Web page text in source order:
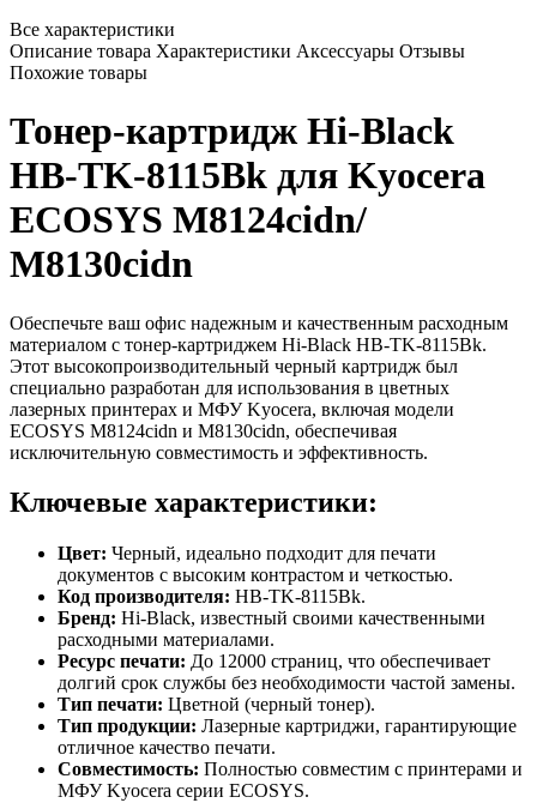
Все характеристики
Описание товара Характеристики Аксессуары Отзывы
Похожие товары
Тонер-картридж Hi-Black
HB-TK-8115Bk для Kyocera
ECOSYS M8124cidn/
M8130cidn
Обеспечьте ваш офис надежным и качественным расходным
материалом с тонер-картриджем Hi-Black HB-TK-8115Bk.
Этот высокопроизводительный черный картридж был
специально разработан для использования в цветных
лазерных принтерах и МФУ Kyocera, включая модели
ECOSYS M8124cidn и M8130cidn, обеспечивая
исключительную совместимость и эффективность.
Ключевые характеристики:
Цвет: Черный, идеально подходит для печати
документов с высоким контрастом и четкостью.
Код производителя: HB-TK-8115Bk.
Бренд: Hi-Black, известный своими качественными
расходными материалами.
Ресурс печати: До 12000 страниц, что обеспечивает
долгий срок службы без необходимости частой замены.
Тип печати: Цветной (черный тонер).
Тип продукции: Лазерные картриджи, гарантирующие
отличное качество печати.
Совместимость: Полностью совместим с принтерами и
МФУ Kyocera серии ECOSYS.